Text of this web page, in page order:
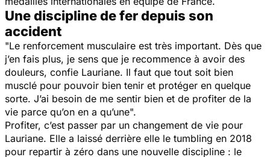
Une discipline de fer depuis son
accident
"Le renforcement musculaire est très important. Dès que
j’en fais plus, je sens que je recommence à avoir des
douleurs, confie Lauriane. Il faut que tout soit bien
musclé pour pouvoir bien tenir et protéger en quelque
sorte. J’ai besoin de me sentir bien et de profiter de la
vie parce qu’on en a qu’une".
Profiter, c’est passer par un changement de vie pour
Lauriane. Elle a laissé derrière elle le tumbling en 2018
pour repartir à zéro dans une nouvelle discipline : le